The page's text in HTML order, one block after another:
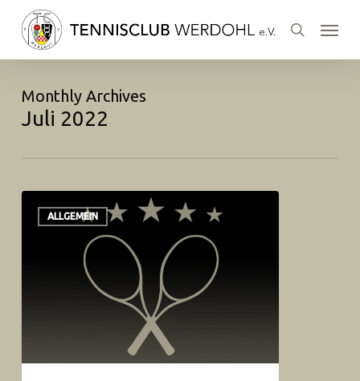
search
Menu
Monthly Archives
Juli 2022
ALLGEMEIN